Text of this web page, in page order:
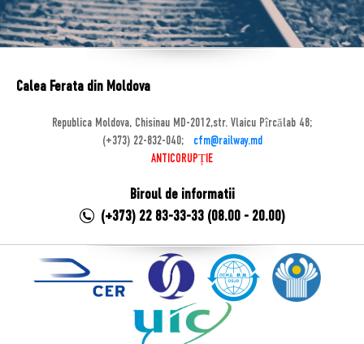
Calea Ferata din Moldova
Republica Moldova, Chisinau MD-2012,str. Vlaicu Pîrcălab 48;
(+373) 22-832-040;
cfm@railway.md
ANTICORUPȚIE
Biroul de informatii
(+373) 22 83-33-33 (08.00 - 20.00)